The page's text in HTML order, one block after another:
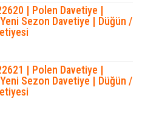
fiyat:
₺ 423,00.
| Polen Davetiye |
Sezon Davetiye | Düğün /
fiyat:
₺ 423,00.
| Polen Davetiye |
Sezon Davetiye | Düğün /